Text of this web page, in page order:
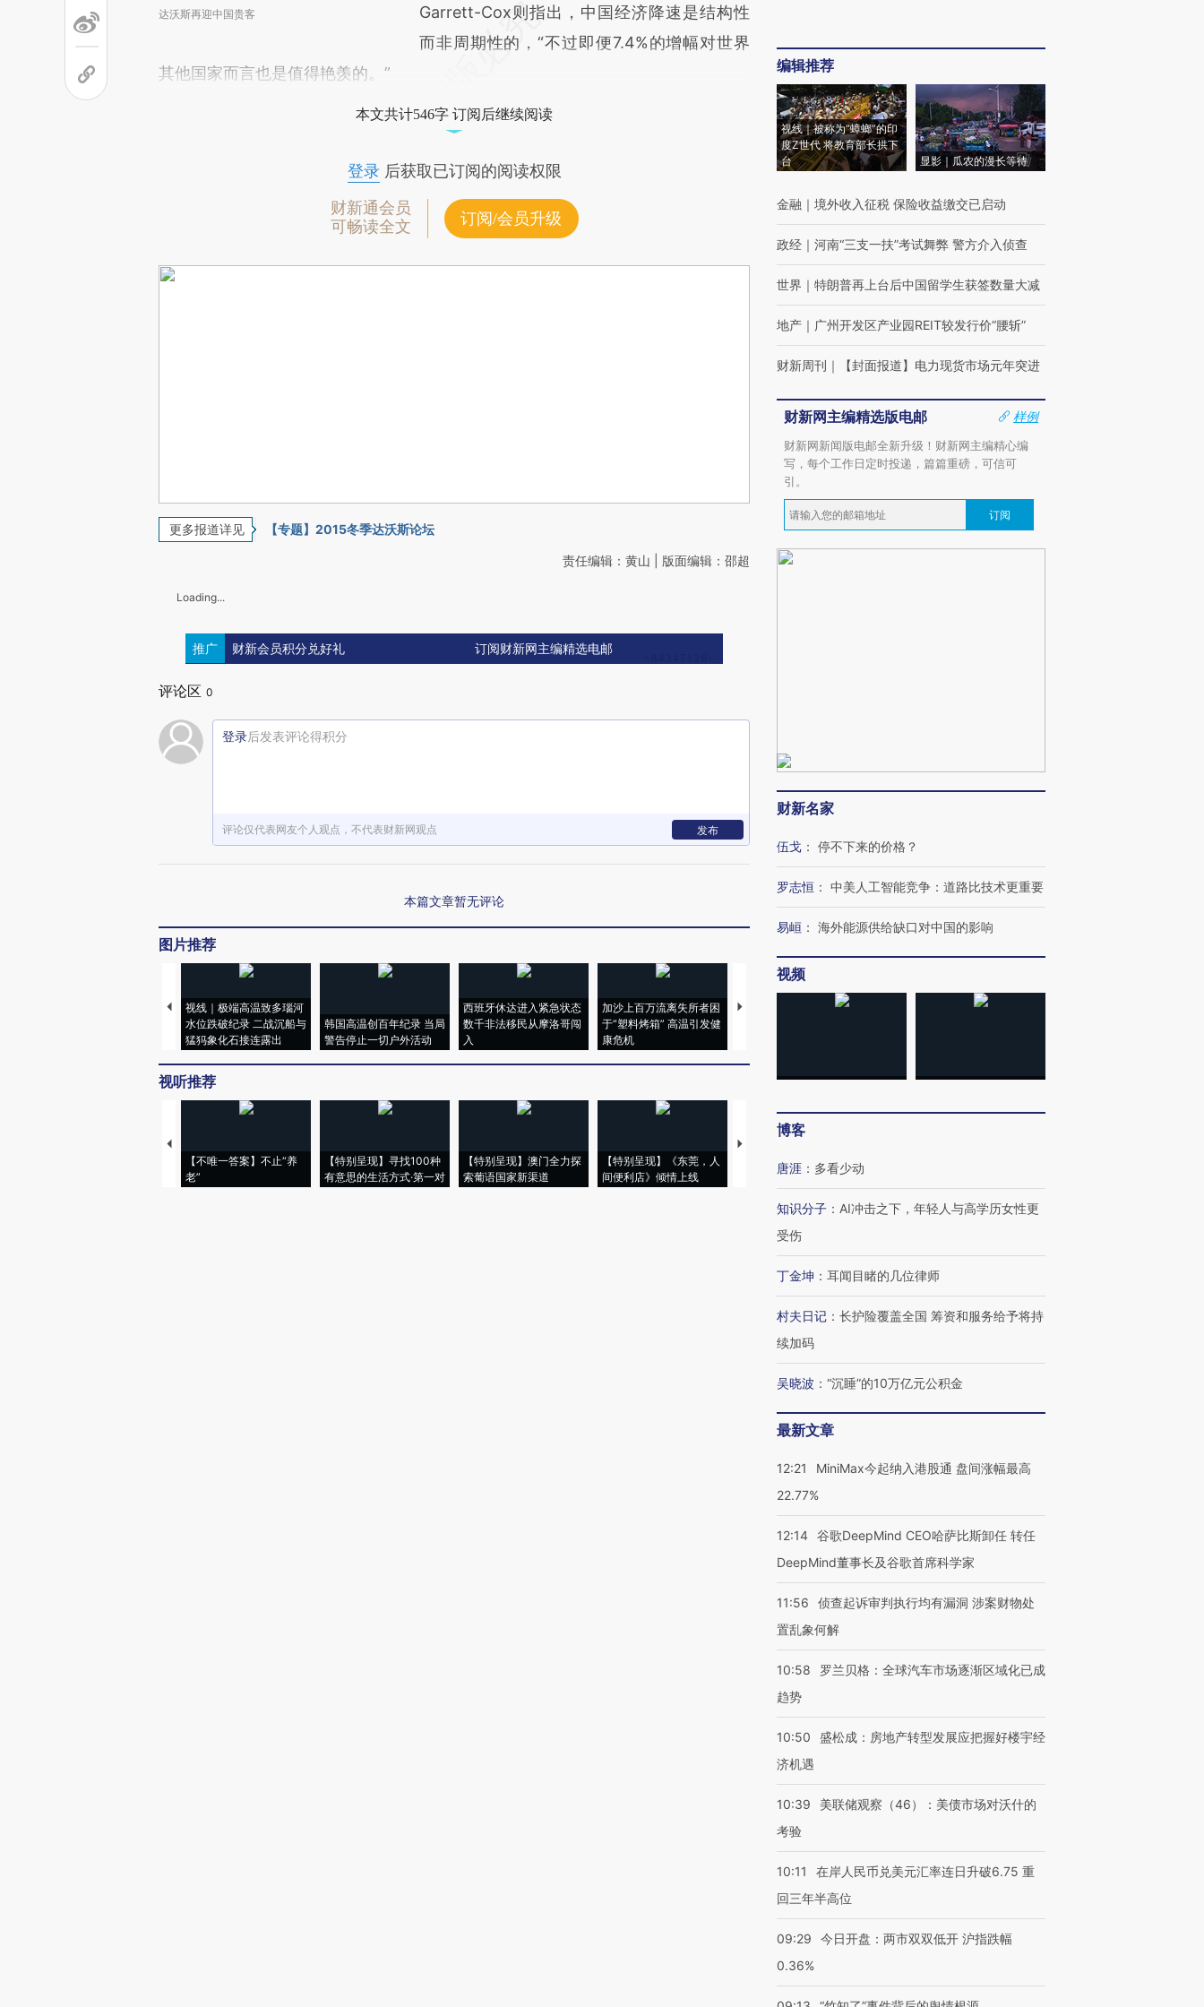
达沃斯再迎中国贵客
Garrett-Cox则指出，中国经济降速是结构性
而非周期性的，“不过即便7.4%的增幅对世界
其他国家而言也是值得艳羡的。”
本文共计546字 订阅后继续阅读
登录后获取已订阅的阅读权限
财新通会员
可畅读全文
订阅/会员升级
更多报道详见 【专题】2015冬季达沃斯论坛
责任编辑：黄山 | 版面编辑：邵超
Loading...
推广 财新会员积分兑好礼 订阅财新网主编精选电邮
评论区 0
登录后发表评论得积分
评论仅代表网友个人观点，不代表财新网观点 发布
本篇文章暂无评论
图片推荐
视线｜极端高温致多瑙河
水位跌破纪录 二战沉船与
猛犸象化石接连露出
韩国高温创百年纪录 当局
警告停止一切户外活动
西班牙休达进入紧急状态
数千非法移民从摩洛哥闯
入
加沙上百万流离失所者困
于“塑料烤箱” 高温引发健
康危机
马航飞行员跨国走私7万
视听推荐
【不唯一答案】不止“养
老”
【特别呈现】寻找100种
有意思的生活方式·第一对
【特别呈现】澳门全力探
索葡语国家新渠道
【特别呈现】《东莞，人
间便利店》倾情上线
【推广】走进第四届链博
会，让数智科技“链”接产
编辑推荐
视线｜被称为“蟑螂”的印
度Z世代 将教育部长拱下
台
显影｜瓜农的漫长等待
金融 ｜ 境外收入征税 保险收益缴交已启动
政经 ｜ 河南“三支一扶”考试舞弊 警方介入侦查
世界 ｜ 特朗普再上台后中国留学生获签数量大减
地产 ｜ 广州开发区产业园REIT较发行价“腰斩”
财新周刊 ｜ 【封面报道】电力现货市场元年突进
财新网主编精选版电邮
样例
财新网新闻版电邮全新升级！财新网主编精心编
写，每个工作日定时投递，篇篇重磅，可信可
引。
订阅
财新名家
伍戈 ： 停不下来的价格？
罗志恒 ： 中美人工智能竞争：道路比技术更重要
易峘 ： 海外能源供给缺口对中国的影响
视频
博客
唐涯 ： 多看少动
知识分子 ： AI冲击之下，年轻人与高学历女性更
受伤
丁金坤 ： 耳闻目睹的几位律师
村夫日记 ： 长护险覆盖全国 筹资和服务给予将持
续加码
吴晓波 ： “沉睡”的10万亿元公积金
最新文章
12:21
MiniMax今起纳入港股通 盘间涨幅最高
22.77%
12:14 谷歌DeepMind CEO哈萨比斯卸任 转任
DeepMind董事长及谷歌首席科学家
11:56
侦查起诉审判执行均有漏洞 涉案财物处
置乱象何解
10:58
罗兰贝格：全球汽车市场逐渐区域化已成
趋势
10:50
盛松成：房地产转型发展应把握好楼宇经
济机遇
10:39
美联储观察（46）：美债市场对沃什的
考验
10:11
在岸人民币兑美元汇率连日升破6.75 重
回三年半高位
09:29
今日开盘：两市双双低开 沪指跌幅
0.36%